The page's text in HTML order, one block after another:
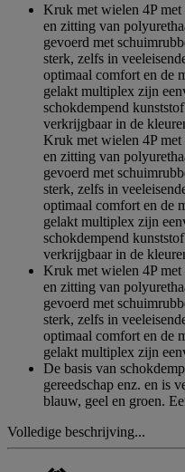
Kruk met wielen 4P met
en zitting van
gevoerd met
sterk, zelfs in
optimaal comfort en de
gelakt multiplex zijn
schokdempend
verkrijgbaar in de
Kruk met wielen 4P met
en zitting van
gevoerd met
sterk, zelfs in
optimaal comfort en de
gelakt multiplex zijn
schokdempend
verkrijgbaar in de
Kruk met wielen 4P met
en zitting van
gevoerd met
sterk, zelfs in
optimaal comfort en de
gelakt multiplex zijn
De basis van
gereedschap enz. en is
blauw, geel en groen.
Volledige beschrijving...